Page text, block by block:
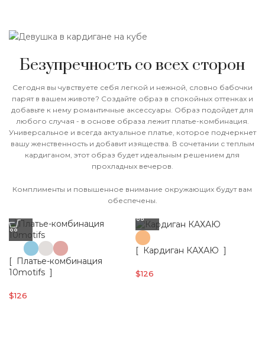
Безупречность со всех сторон
Сегодня вы чувствуете себя легкой и нежной, словно бабочки
парят в вашем животе? Создайте образ в спокойных оттенках и
добавьте к нему романтичные аксессуары. Образ подойдет для
любого случая - в основе образа лежит платье-комбинация.
Универсальное и всегда актуальное платье, которое подчеркнет
вашу женственность и добавит изящества. В сочетании с теплым
кардиганом, этот образ будет идеальным решением для
прохладных вечеров.
Комплименты и повышенное внимание окружающих будут вам
обеспечены.
[ Платье-комбинация
10motifs ]
$126
[ Кардиган КАХАЮ ]
$126